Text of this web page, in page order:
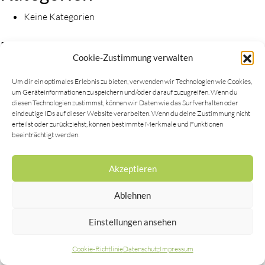
Cookie-Zustimmung verwalten
Um dir ein optimales Erlebnis zu bieten, verwenden wir Technologien wie Cookies,
um Geräteinformationen zu speichern und/oder darauf zuzugreifen. Wenn du
diesen Technologien zustimmst, können wir Daten wie das Surfverhalten oder
eindeutige IDs auf dieser Website verarbeiten. Wenn du deine Zustimmung nicht
erteilst oder zurückziehst, können bestimmte Merkmale und Funktionen
beeinträchtigt werden.
Akzeptieren
Ablehnen
Einstellungen ansehen
Cookie-RichtlinieDatenschutzImpressum
Keine Kategorien
Meta
Eintrags-Feed
Kommentar-Feed
WordPress.org
Impressum|Datenschutz